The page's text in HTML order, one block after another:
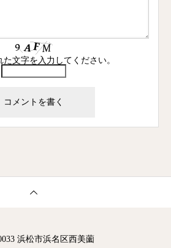
た文字を入力してください。
浜松市浜名区西美薗